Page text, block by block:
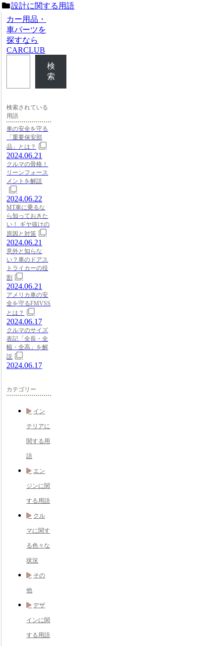
設計に関する用語
カー用品・
車パーツを
探すなら
CARCLUB
検
索
検索されている
用語
車の安全を守る
「重要保安部
品」とは？
2024.06.21
クルマの骨格！
リーンフォース
メントを解説
2024.06.22
MT車に乗るな
ら知っておきた
い！ ギヤ抜けの
原因と対策
2024.06.21
意外と知らな
い？車のドアス
トライカーの役
割
2024.06.21
アメリカ車の安
全を守るFMVSS
とは？
2024.06.17
クルマのサイズ
表記「全長・全
幅・全高」を解
説
2024.06.17
カテゴリー
イン
テリアに
関する用
語
エン
ジンに関
する用語
クル
マに関す
る色々な
状況
その
他
デザ
インに関
する用語